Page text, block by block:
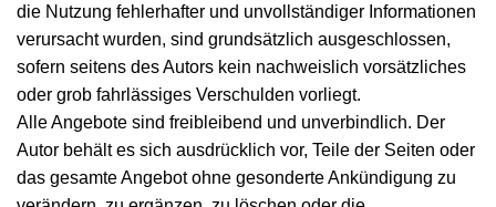
die Nutzung fehlerhafter und unvollständiger Informationen
verursacht wurden, sind grundsätzlich ausgeschlossen,
sofern seitens des Autors kein nachweislich vorsätzliches
oder grob fahrlässiges Verschulden vorliegt.
Alle Angebote sind freibleibend und unverbindlich. Der
Autor behält es sich ausdrücklich vor, Teile der Seiten oder
das gesamte Angebot ohne gesonderte Ankündigung zu